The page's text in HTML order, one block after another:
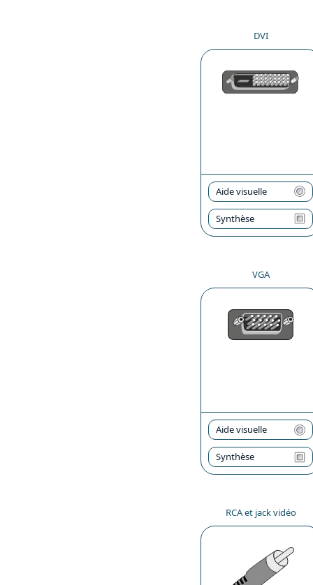
DVI
Aide visuelle
Synthèse
VGA
Aide visuelle
Synthèse
RCA et jack vidéo